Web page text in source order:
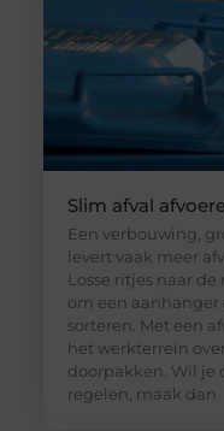
Slim afval
Een verbouwing,
levert vaak meer
Losse ritjes naar
om een aanhanger
sorteren. Met een
het werkterrein
doorpakken. Wil je
regelen, maak dan